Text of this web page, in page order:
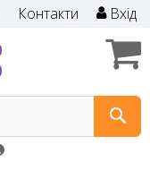
Контакти Вхід